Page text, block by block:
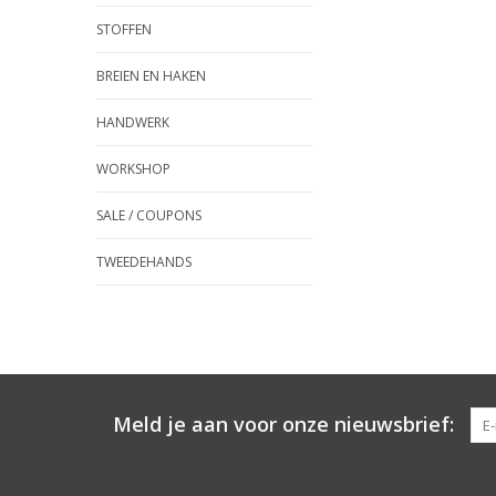
STOFFEN
BREIEN EN HAKEN
HANDWERK
WORKSHOP
SALE / COUPONS
TWEEDEHANDS
Meld je aan voor onze nieuwsbrief: